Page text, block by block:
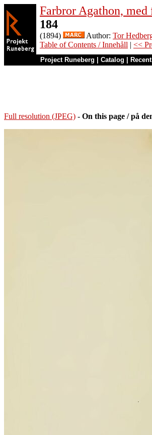
Farbror Agathon,
184
(1894) Author: Tor
Table of Contents / Innehåll | <<
Project Runeberg Catalog
Full resolution (JPEG) - On this page / på